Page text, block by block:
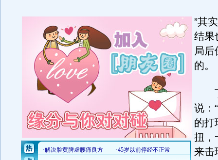
”其
结果
局后
的。
丁
说：
的打
扭，
来击